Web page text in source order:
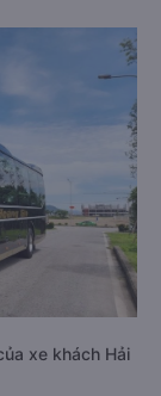
xe khách Hải